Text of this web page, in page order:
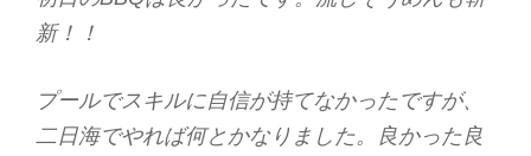
新！！
プールでスキルに自信が持てなかったですが、
二日海でやれば何とかなりました。良かった良